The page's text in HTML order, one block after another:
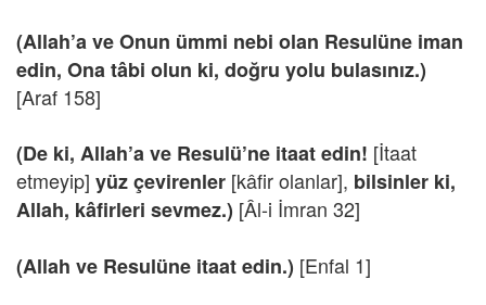
(Allah’a ve Onun ümmi nebi olan Resulüne iman
edin, Ona tâbi olun ki, doğru yolu bulasınız.)
[Araf 158]
(De ki, Allah’a ve Resulü’ne itaat edin! [İtaat
etmeyip] yüz çevirenler [kâfir olanlar], bilsinler ki,
Allah, kâfirleri sevmez.) [Âl-i İmran 32]
(Allah ve Resulüne itaat edin.) [Enfal 1]